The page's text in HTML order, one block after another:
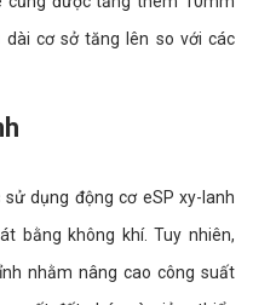
dài cơ sở tăng lên so với các
dụng động cơ eSP xy-lanh
bằng không khí. Tuy nhiên,
nhằm nâng cao công suất